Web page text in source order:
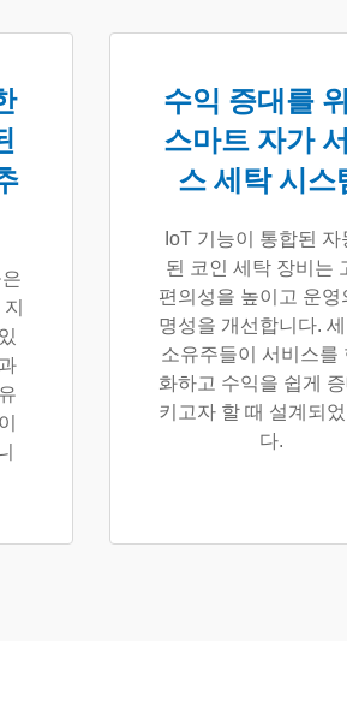
수익 증대를
스마트 자가 서
스 세탁 시스
IoT 기능이 통합된 자
된 코인 세탁 장비는
편의성을 높이고 운영
명성을 개선합니다.
소유주들이 서비스를
화하고 수익을 쉽게 증
키고자 할 때 설계되었
다.